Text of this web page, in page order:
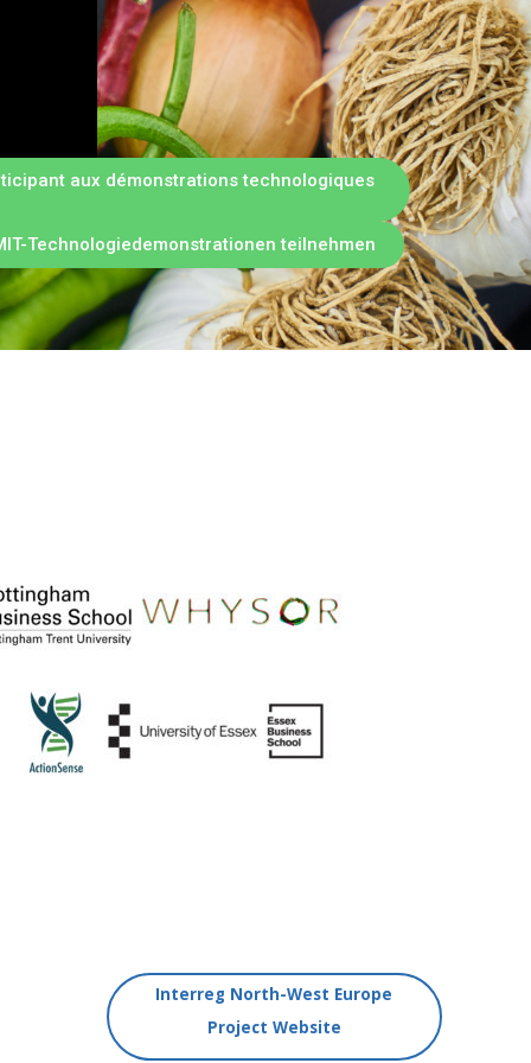
aux démonstrations technologiques
Technologiedemonstrationen teilnehmen
Interreg North-West Europe
Project Website